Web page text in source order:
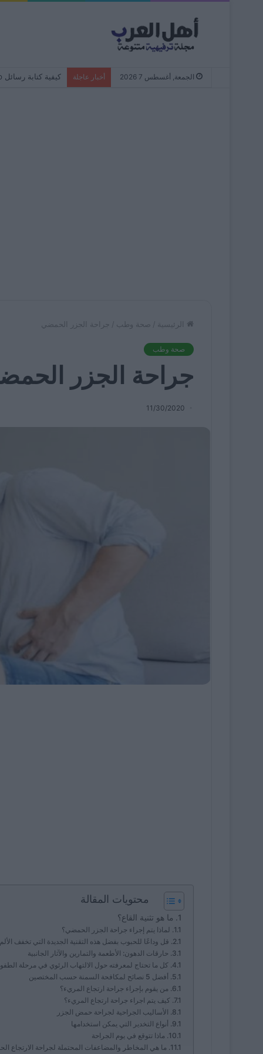
الجمعة, أغسطس 7 2026 أخبار عاجلة كيفية كتابة رسائل WhatsApp دائمًا بأحرف صغيرة – من البداية إلى النهاية
الرئيسية / صحة وطب / جراحة الجزر الحمضي
صحة وطب
جراحة الجزر
11/30/2020
محتويات المقالة
ما هو تثنية القاع؟
لماذا يتم إجراء جراحة الجزر الحمضي؟
قل وداعًا للحبوب بفضل هذه التقنية الجديدة التي تخفف
حارقات الدهون: الأطعمة والتمارين والآثار الجانبية
كل ما تحتاج لمعرفته حول الالتهاب الرئوي في مرحلة
أفضل 5 نصائح لمكافحة السمنة حسب المختصين
من يقوم بإجراء جراحة ارتجاع المريء؟
كيف يتم اجراء جراحة ارتجاع المريء؟
الأساليب الجراحية لجراحة حمض الجزر
أنواع التخدير التي يمكن استخدامها
ماذا تتوقع في يوم الجراحة
ما هي المخاطر والمضاعفات المحتملة لجراحة الارتجاع